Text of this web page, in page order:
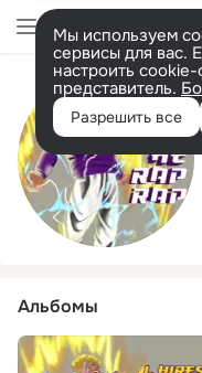
Мы используем
сервисы для вас.
настроить
представитель.
Разрешить все
Альбомы